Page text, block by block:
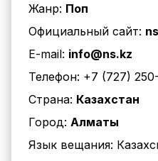
Жанр: Поп
Официальный сайт:
E-mail: info@ns.kz
Телефон: +7 (727)
Страна: Казахстан
Город: Алматы
Язык вещания: